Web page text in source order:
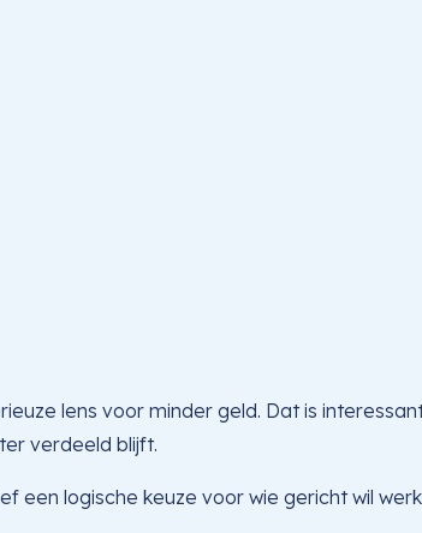
lens voor minder geld. Dat is
verdeeld blijft.
logische keuze voor wie gericht wil